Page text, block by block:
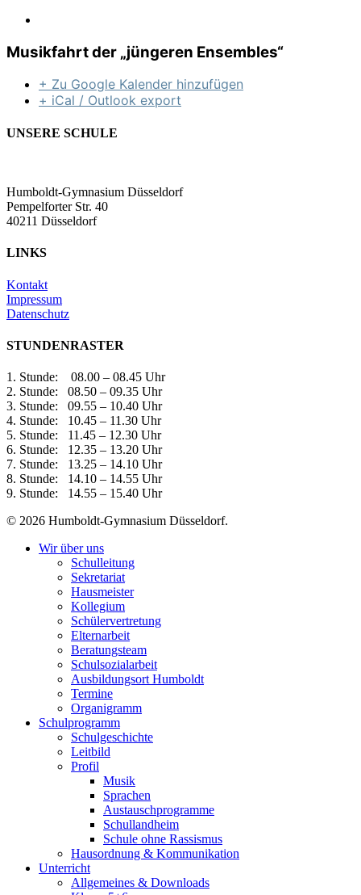
Musikfahrt der „jüngeren Ensembles“
+ Zu Google Kalender hinzufügen
+ iCal / Outlook export
UNSERE SCHULE
Humboldt-Gymnasium Düsseldorf
Pempelforter Str. 40
40211 Düsseldorf
LINKS
Kontakt
Impressum
Datenschutz
STUNDENRASTER
1. Stunde: 08.00 – 08.45 Uhr
2. Stunde: 08.50 – 09.35 Uhr
3. Stunde: 09.55 – 10.40 Uhr
4. Stunde: 10.45 – 11.30 Uhr
5. Stunde: 11.45 – 12.30 Uhr
6. Stunde: 12.35 – 13.20 Uhr
7. Stunde: 13.25 – 14.10 Uhr
8. Stunde: 14.10 – 14.55 Uhr
9. Stunde: 14.55 – 15.40 Uhr
© 2026 Humboldt-Gymnasium Düsseldorf.
Wir über uns
Schulleitung
Sekretariat
Hausmeister
Kollegium
Schülervertretung
Elternarbeit
Beratungsteam
Schulsozialarbeit
Ausbildungsort Humboldt
Termine
Organigramm
Schulprogramm
Schulgeschichte
Leitbild
Profil
Musik
Sprachen
Austauschprogramme
Schullandheim
Schule ohne Rassismus
Hausordnung & Kommunikation
Unterricht
Allgemeines & Downloads